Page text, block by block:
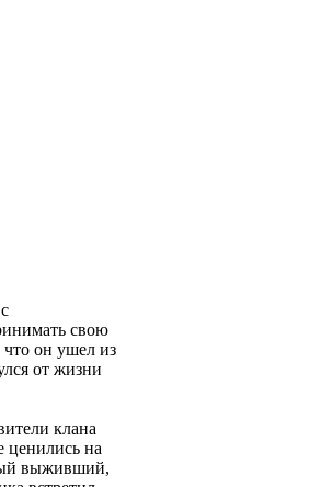
свою
он ушел из
от жизни
клана
ценились на
выживший,